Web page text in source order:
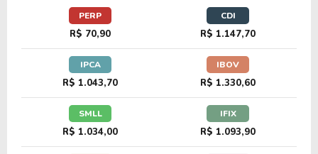
PERP
R$ 70,90
CDI
R$ 1.147,70
IPCA
R$ 1.043,70
IBOV
R$ 1.330,60
SMLL
R$ 1.034,00
IFIX
R$ 1.093,90